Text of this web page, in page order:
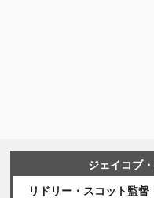
ジェイコブ
リドリー・スコット監